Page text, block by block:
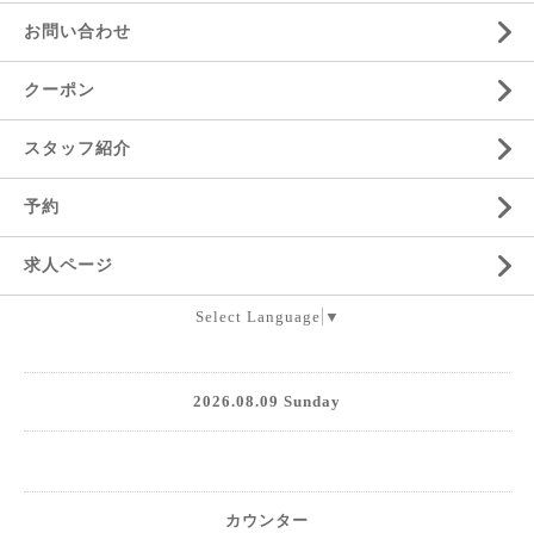
お問い合わせ
クーポン
スタッフ紹介
予約
求人ページ
Select Language ▼
2026.08.09 Sunday
カウンター